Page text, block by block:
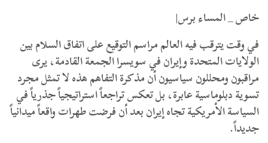
خاص _ المساء برس|
​في وقت يترقب فيه العالم مراسم التوقيع على اتفاق السلام بين
الولايات المتحدة وإيران في سويسرا الجمعة القادمة، يرى
مراقبون ومحللون سياسيون أن مذكرة التفاهم هذه لا تمثل مجرد
تسوية دبلوماسية عابرة، بل تعكس تراجعاً استراتيجياً جذرياً في
السياسة الأمريكية تجاه إيران بعد أن فرضت طهرات واقعاً ميدانياً
جديداً.